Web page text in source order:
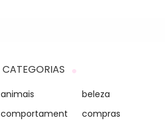
CATEGORIAS
animais
beleza
comportament
compras